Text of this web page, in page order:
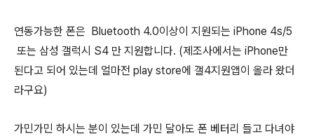
연동가능한 폰은 Bluetooth 4.0이상이 지원되는 iPhone 4s/5
또는 삼성 갤럭시 S4 만 지원합니다. (제조사에서는 iPhone만
된다고 되어 있는데 얼마전 play store에 갤4지원앱이 올라 왔더
라구요)
가민가민 하시는 분이 있는데 가민 달아도 폰 베터리 들고 다녀야